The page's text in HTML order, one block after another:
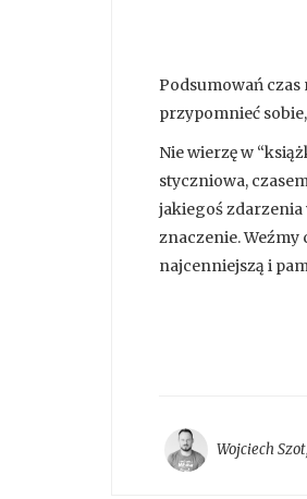
Podsumowań czas
przypomnieć
Nie wierzę w
styczniowa,
jakiegoś
znaczenie. Weźmy
najcenniejszą i
Wojciech Szot,